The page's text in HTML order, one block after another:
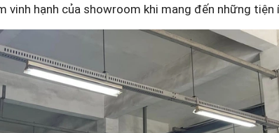
vinh hạnh của showroom khi mang đến những tiện